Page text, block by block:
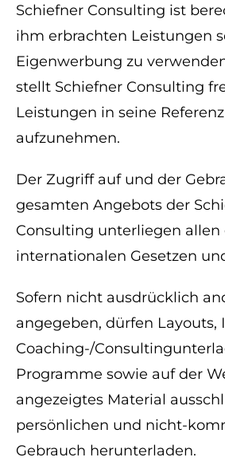
Schiefner Consulting ist
ihm erbrachten Leistungen
Eigenwerbung zu
stellt Schiefner Consulting
Leistungen in seine
aufzunehmen.
Der Zugriff auf und der
gesamten Angebots der
Consulting unterliegen
internationalen Gesetzen
Sofern nicht ausdrücklich
angegeben, dürfen Layouts,
Coaching-/
Programme sowie auf der
angezeigtes Material
persönlichen und nicht-
Gebrauch herunterladen.